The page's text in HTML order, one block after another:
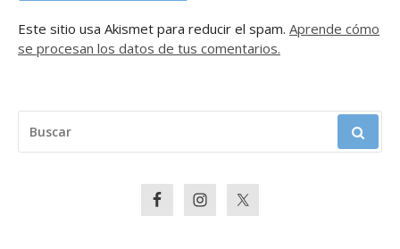
Este sitio usa Akismet para reducir el spam. Aprende cómo
se procesan los datos de tus comentarios.